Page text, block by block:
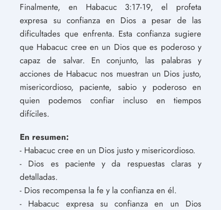
Finalmente, en Habacuc 3:17-19, el profeta
expresa su confianza en Dios a pesar de las
dificultades que enfrenta. Esta confianza sugiere
que Habacuc cree en un Dios que es poderoso y
capaz de salvar. En conjunto, las palabras y
acciones de Habacuc nos muestran un Dios justo,
misericordioso, paciente, sabio y poderoso en
quien podemos confiar incluso en tiempos
difíciles.
En resumen:
- Habacuc cree en un Dios justo y misericordioso.
- Dios es paciente y da respuestas claras y
detalladas.
- Dios recompensa la fe y la confianza en él.
- Habacuc expresa su confianza en un Dios